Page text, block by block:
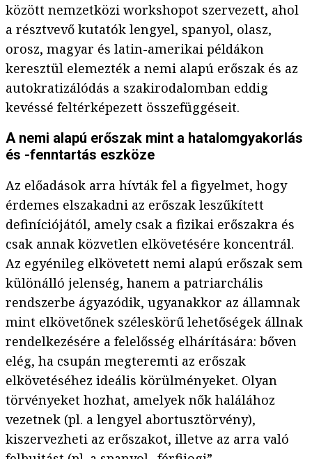
között nemzetközi workshopot szervezett, ahol
a résztvevő kutatók lengyel, spanyol, olasz,
orosz, magyar és latin-amerikai példákon
keresztül elemezték a nemi alapú erőszak és az
autokratizálódás a szakirodalomban eddig
kevéssé feltérképezett összefüggéseit.
A nemi alapú erőszak mint a hatalomgyakorlás
és -fenntartás eszköze
Az előadások arra hívták fel a figyelmet, hogy
érdemes elszakadni az erőszak leszűkített
definíciójától, amely csak a fizikai erőszakra és
csak annak közvetlen elkövetésére koncentrál.
Az egyénileg elkövetett nemi alapú erőszak sem
különálló jelenség, hanem a patriarchális
rendszerbe ágyazódik, ugyanakkor az államnak
mint elkövetőnek széleskörű lehetőségek állnak
rendelkezésére a felelősség elhárítására: bőven
elég, ha csupán megteremti az erőszak
elkövetéséhez ideális körülményeket. Olyan
törvényeket hozhat, amelyek nők halálához
vezetnek (pl. a lengyel abortusztörvény),
kiszervezheti az erőszakot, illetve az arra való